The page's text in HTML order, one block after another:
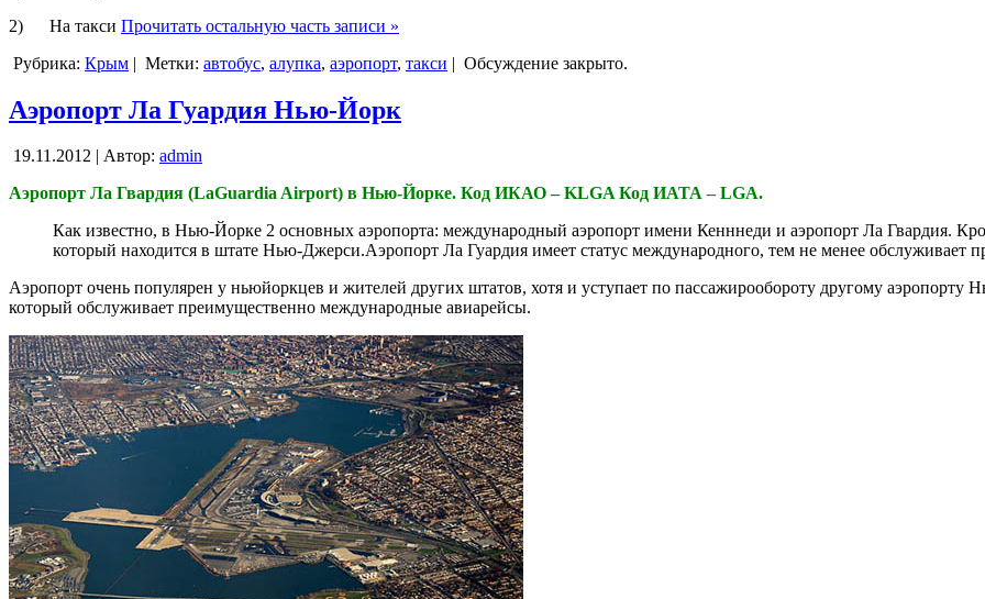
2) На такси Прочитать остальную часть записи »
Рубрика: Крым | Метки: автобус, алупка, аэропорт, такси | Обсуждение закрыто.
Аэропорт Ла Гуардия Нью-Йорк
19.11.2012 | Автор: admin
Аэропорт Ла Гвардия (LaGuardia Airport) в Нью-Йорке. Код ИКАО – KLGA Код ИАТА – LGA.
Как известно, в Нью-Йорке 2 основных аэропорта: международный аэропорт имени Кенннеди и аэропорт Ла Гвардия.
который находится в штате Нью-Джерси.Аэропорт Ла Гуардия имеет статус международного, тем не менее обслуживает
Аэропорт очень популярен у ньюйоркцев и жителей других штатов, хотя и уступает по пассажирообороту другому
который обслуживает преимущественно международные авиарейсы.